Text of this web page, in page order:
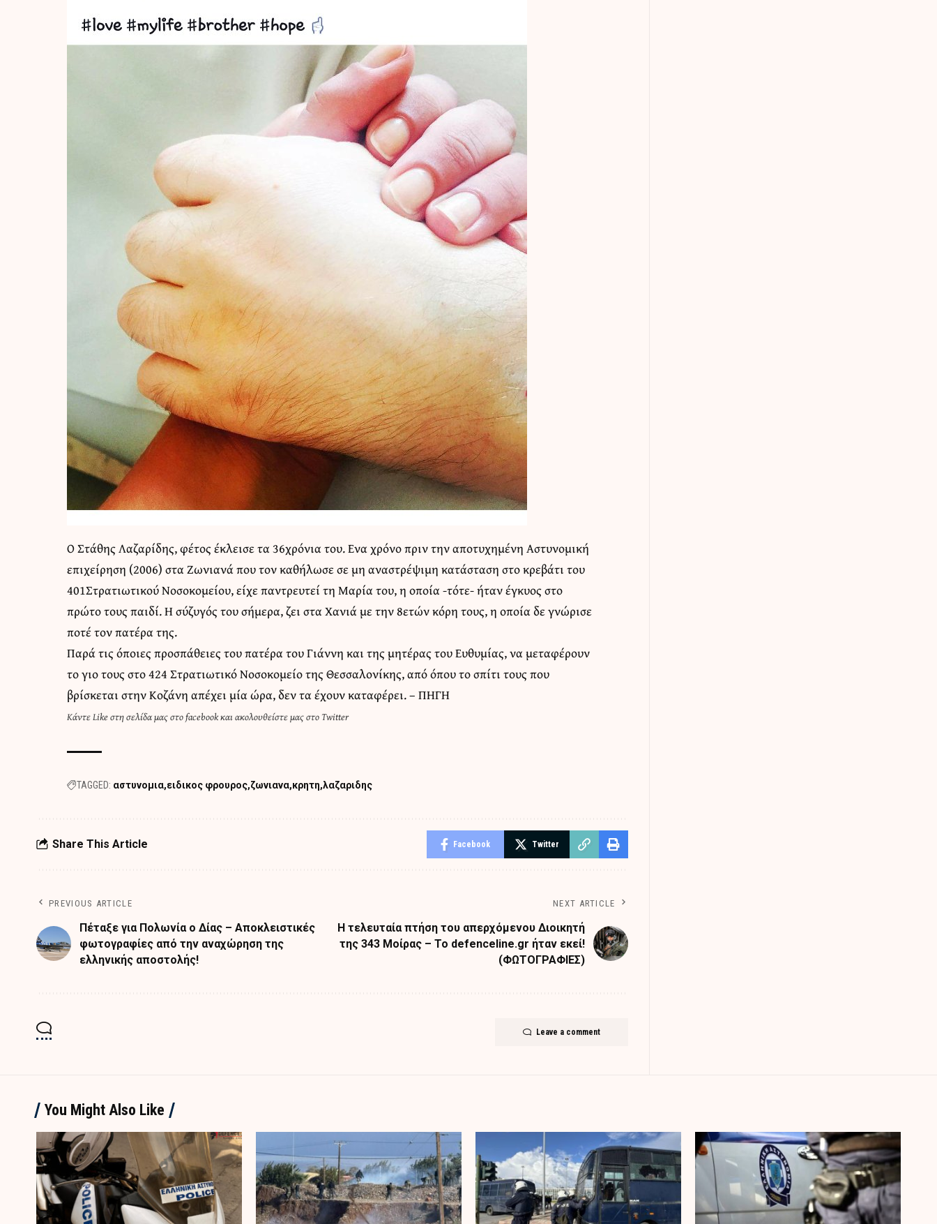
Ο Στάθης Λαζαρίδης, φέτος έκλεισε τα 36χρόνια του. Ενα χρόνο πριν την αποτυχημένη Αστυνομική
επιχείρηση (2006) στα Ζωνιανά που τον καθήλωσε σε μη αναστρέψιμη κατάσταση στο κρεβάτι του
401Στρατιωτικού Νοσοκομείου, είχε παντρευτεί τη Μαρία του, η οποία -τότε- ήταν έγκυος στο
πρώτο τους παιδί. Η σύζυγός του σήμερα, ζει στα Χανιά με την 8ετών κόρη τους, η οποία δε γνώρισε
ποτέ τον πατέρα της.
Παρά τις όποιες προσπάθειες του πατέρα του Γιάννη και της μητέρας του Ευθυμίας, να μεταφέρουν
το γιο τους στο 424 Στρατιωτικό Νοσοκομείο της Θεσσαλονίκης, από όπου το σπίτι τους που
βρίσκεται στην Κοζάνη απέχει μία ώρα, δεν τα έχουν καταφέρει. –ΠΗΓΗ
ΚάντεLike στη σελίδα μας στο facebookκαιακολουθείστε μας στο Twitter
TAGGED: αστυνομια ειδικος φρουρος ζωνιανα κρητη λαζαριδης
Share This Article Facebook Twitter
PREVIOUS ARTICLE
Πέταξε για Πολωνία ο Δίας – Αποκλειστικές
φωτογραφίες από την αναχώρηση της
ελληνικής αποστολής!
NEXT ARTICLE
Η τελευταία πτήση του απερχόμενου Διοικητή
της 343 Μοίρας – Το defenceline.gr ήταν εκεί!
(ΦΩΤΟΓΡΑΦΙΕΣ)
Leave a comment
You Might Also Like